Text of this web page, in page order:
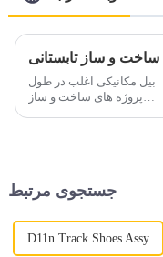
بیل مکانیکی اغلب در طول
پروژه های ساخت و ساز
رسانند...
جستجوی مرتبط
D11n Track Shoes Assy